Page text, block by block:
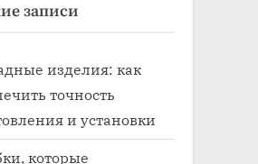
записи
изделия: как
точность
и установки
которые